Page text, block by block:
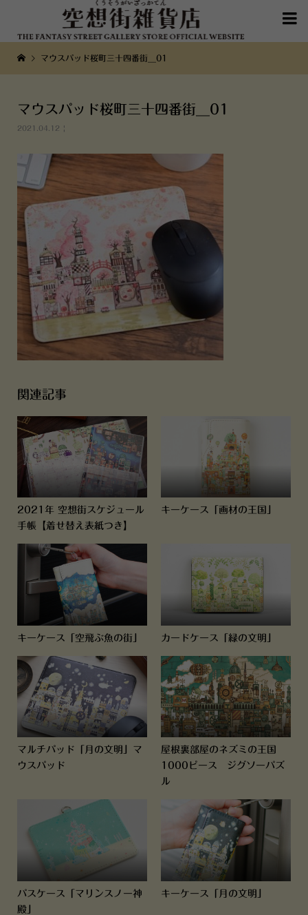

マウスパッド桜町三十四番街__01
マウスパッド桜町三十四番街__01
2021.04.12
関連記事
2021年 空想街スケジュール
手帳【着せ替え表紙つき】
キーケース「画材の王国」
キーケース「空飛ぶ魚の街」 カードケース「緑の文明」
マルチパッド「月の文明」マ
ウスパッド
屋根裏部屋のネズミの王国
1000ピース ジグソーパズ
ル
パスケース「マリンスノー神
殿」
キーケース「月の文明」